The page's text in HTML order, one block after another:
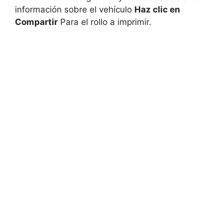
información sobre el vehículo Haz clic en
Compartir Para el rollo a imprimir.